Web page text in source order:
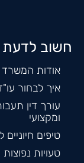
חשוב לדעת
אודות המשרד
איך לבחור
עורך דין
ומקצועי
טיפים
טעויות